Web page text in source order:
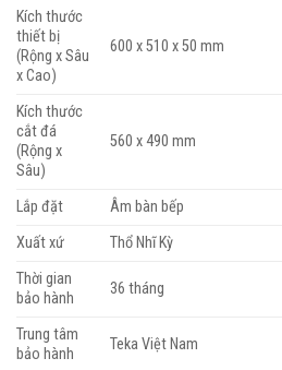
Kích thước
thiết bị
(Rộng x Sâu
x Cao)
600 x 510 x 50 mm
Kích thước
cắt đá
(Rộng x
Sâu)
560 x 490 mm
Lắp đặt
Âm bàn bếp
Xuất xứ
Thổ Nhĩ Kỳ
Thời gian
bảo hành
36 tháng
Trung tâm
bảo hành
Teka Việt Nam